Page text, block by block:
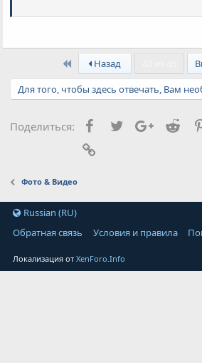
First Назад
Для того, чтобы здесь отвечать, Вам
Поделиться: Facebook
TwitterGoogle+
Фото & Видео
Russian (RU)
Обратная связь
Условия и правила
Локализация отXenForo.Info